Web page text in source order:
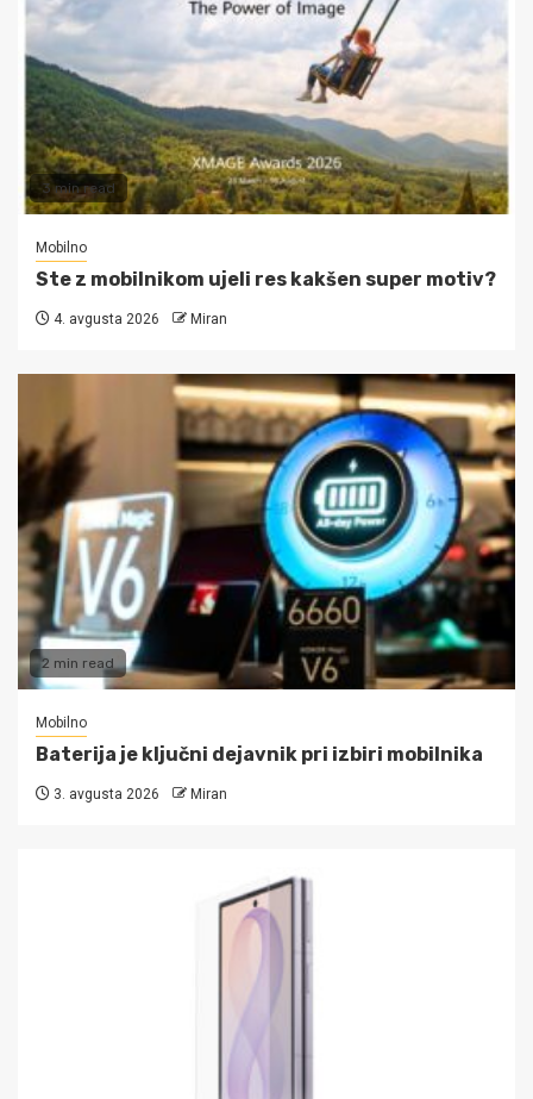
3 min read
Mobilno
Ste z mobilnikom ujeli res kakšen super motiv?
4. avgusta 2026 Miran
2 min read
Mobilno
Baterija je ključni dejavnik pri izbiri mobilnika
3. avgusta 2026 Miran